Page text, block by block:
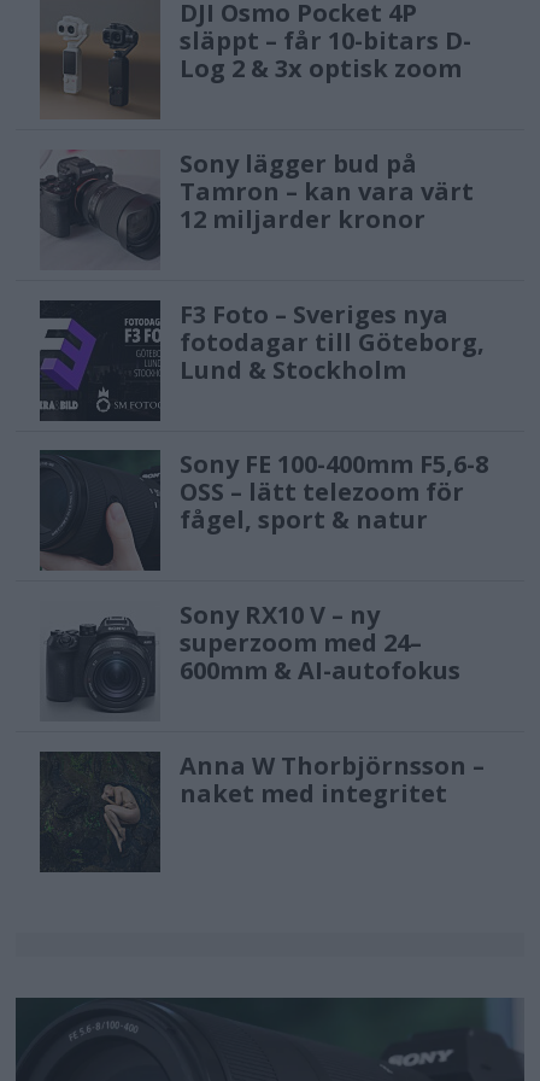
DJI Osmo Pocket 4P
släppt – får 10-bitars D-
Log 2 & 3x optisk zoom
Sony lägger bud på
Tamron – kan vara värt
12 miljarder kronor
F3 Foto – Sveriges nya
fotodagar till Göteborg,
Lund & Stockholm
Sony FE 100-400mm F5,6-8
OSS – lätt telezoom för
fågel, sport & natur
Sony RX10 V – ny
superzoom med 24–
600mm & AI-autofokus
Anna W Thorbjörnsson –
naket med integritet